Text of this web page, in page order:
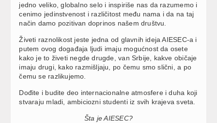
jedno veliko, globalno selo i inspiriše nas da razumemo i
cenimo jedinstvenost i različitost među nama i da na taj
način damo pozitivan doprinos našem društvu.
Živeti raznolikost jeste jedna od glavnih ideja AIESEC-a i
putem ovog događaja ljudi imaju mogućnost da osete
kako je to živeti negde drugde, van Srbije, kakve običaje
imaju drugi, kako razmišljaju, po čemu smo slični, a po
čemu se razlikujemo.
Dođite i budite deo internacionalne atmosfere i duha koji
stvaraju mladi, ambiciozni studenti iz svih krajeva sveta.
Šta je AIESEC?